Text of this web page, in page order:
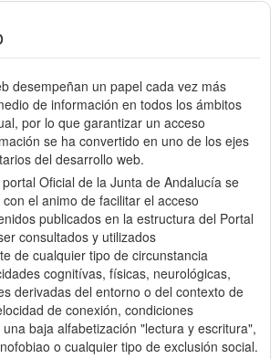
desempeñan un papel cada vez más
de información en todos los ámbitos
por lo que garantizar un acceso
se ha convertido en uno de los ejes
del desarrollo web.
Oficial de la Junta de Andalucía se
el animo de facilitar el acceso
publicados en la estructura del Portal
consultados y utilizados
de cualquier tipo de circunstancia
cognitívas, físicas, neurológicas,
derivadas del entorno o del contexto de
de conexión, condiciones
baja alfabetización "lectura y escritura",
o cualquier tipo de exclusión social.